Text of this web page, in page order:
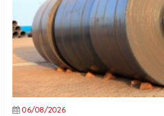
06/08/2026